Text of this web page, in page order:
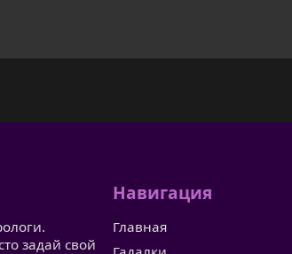
задай свой
Навигация
Главная